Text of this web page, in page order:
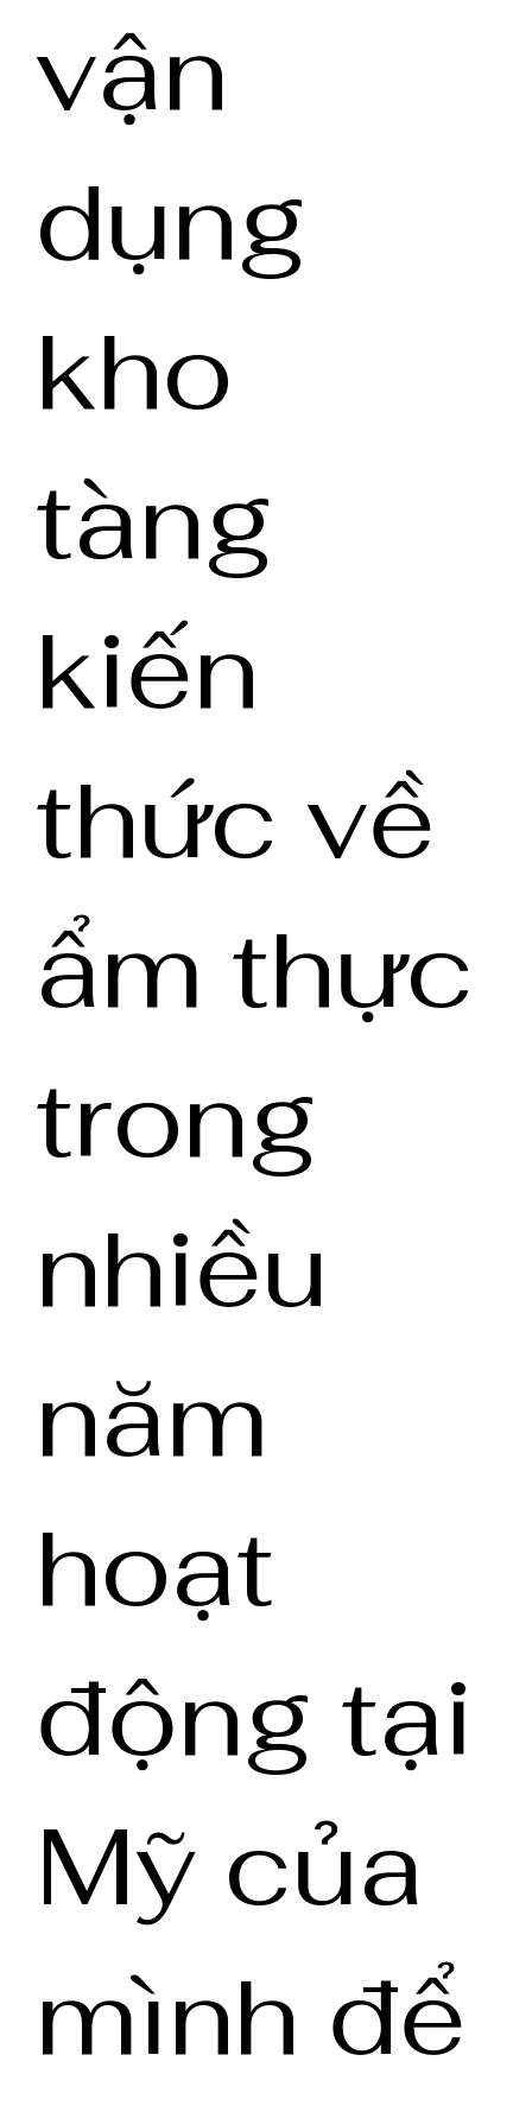
vận
dụng
kho
tàng
kiến
thức về
ẩm thực
trong
nhiều
năm
hoạt
động tại
Mỹ của
mình để